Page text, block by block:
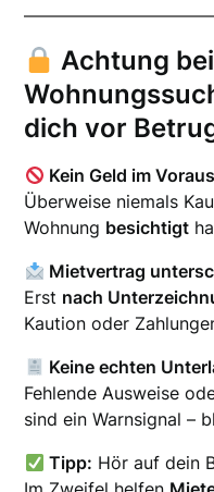
Achtung
dich vor
Kein Geld im
Überweise niemals
Wohnung besichtigt
Mietvertrag
Erst nach
Kaution oder
Keine echten
Fehlende Ausweise
sind ein Warnsignal –
Tipp: Hör auf dein